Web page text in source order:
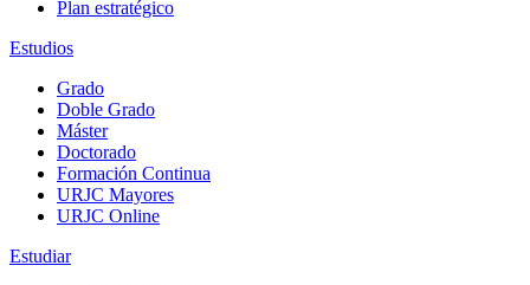
Plan estratégico
Estudios
Grado
Doble Grado
Máster
Doctorado
Formación Continua
URJC Mayores
URJC Online
Estudiar